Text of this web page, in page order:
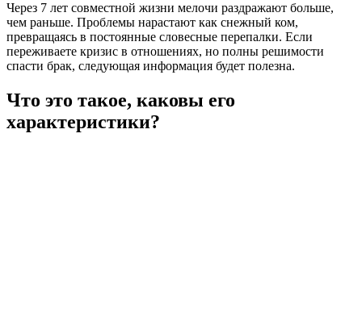
Через 7 лет совместной жизни мелочи раздражают больше,
чем раньше. Проблемы нарастают как снежный ком,
превращаясь в постоянные словесные перепалки. Если
переживаете кризис в отношениях, но полны решимости
спасти брак, следующая информация будет полезна.
Что это такое, каковы его
характеристики?